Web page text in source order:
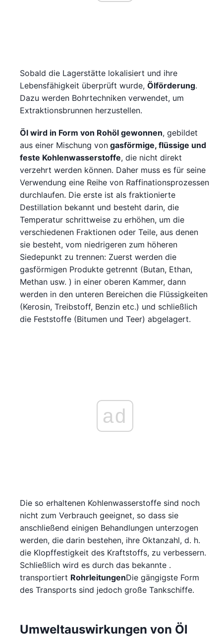
Sobald die Lagerstätte lokalisiert und ihre
Lebensfähigkeit überprüft wurde, Ölförderung.
Dazu werden Bohrtechniken verwendet, um
Extraktionsbrunnen herzustellen.
Öl wird in Form von Rohöl gewonnen, gebildet
aus einer Mischung von gasförmige, flüssige und
feste Kohlenwasserstoffe, die nicht direkt
verzehrt werden können. Daher muss es für seine
Verwendung eine Reihe von Raffinationsprozessen
durchlaufen. Die erste ist als fraktionierte
Destillation bekannt und besteht darin, die
Temperatur schrittweise zu erhöhen, um die
verschiedenen Fraktionen oder Teile, aus denen
sie besteht, vom niedrigeren zum höheren
Siedepunkt zu trennen: Zuerst werden die
gasförmigen Produkte getrennt (Butan, Ethan,
Methan usw. ) in einer oberen Kammer, dann
werden in den unteren Bereichen die Flüssigkeiten
(Kerosin, Treibstoff, Benzin etc.) und schließlich
die Feststoffe (Bitumen und Teer) abgelagert.
ad
Die so erhaltenen Kohlenwasserstoffe sind noch
nicht zum Verbrauch geeignet, so dass sie
anschließend einigen Behandlungen unterzogen
werden, die darin bestehen, ihre Oktanzahl, d. h.
die Klopffestigkeit des Kraftstoffs, zu verbessern.
Schließlich wird es durch das bekannte .
transportiert RohrleitungenDie gängigste Form
des Transports sind jedoch große Tankschiffe.
Umweltauswirkungen von Öl